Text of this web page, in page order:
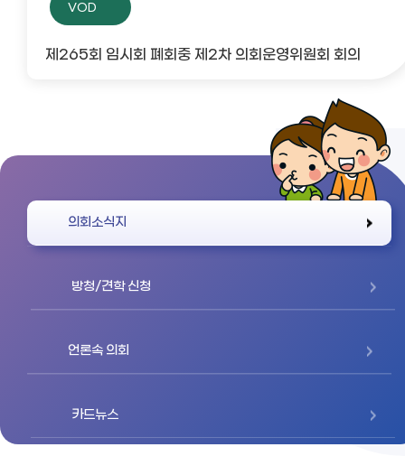
VOD
제265회 임시회 폐회중 제2차 의회운영위원회 회의
의회소식지
방청/견학 신청
언론속 의회
카드뉴스